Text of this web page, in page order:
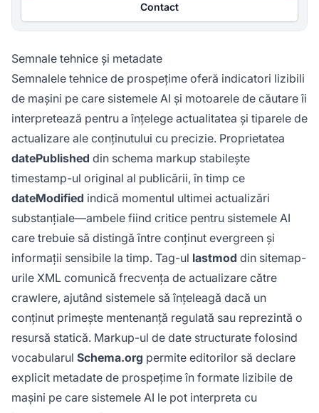
Contact
Semnale tehnice și metadate
Semnalele tehnice de prospețime oferă indicatori lizibili
de mașini pe care sistemele AI și motoarele de căutare îi
interpretează pentru a înțelege actualitatea și tiparele de
actualizare ale conținutului cu precizie. Proprietatea
datePublished din schema markup stabilește
timestamp-ul original al publicării, în timp ce
dateModified indică momentul ultimei actualizări
substanțiale—ambele fiind critice pentru sistemele AI
care trebuie să distingă între conținut evergreen și
informații sensibile la timp. Tag-ul lastmod din sitemap-
urile XML comunică frecvența de actualizare către
crawlere, ajutând sistemele să înțeleagă dacă un
conținut primește mentenanță regulată sau reprezintă o
resursă statică. Markup-ul de date structurate folosind
vocabularul Schema.org permite editorilor să declare
explicit metadate de prospețime în formate lizibile de
mașini pe care sistemele AI le pot interpreta cu